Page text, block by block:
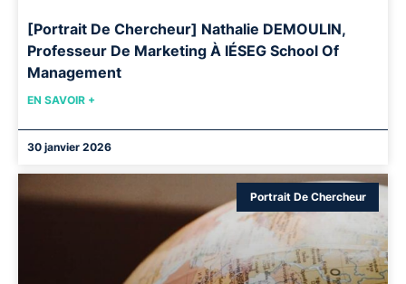
[Portrait De Chercheur] Nathalie DEMOULIN,
Professeur De Marketing À IÉSEG School Of
Management
EN SAVOIR +
30 janvier 2026
Portrait De Chercheur